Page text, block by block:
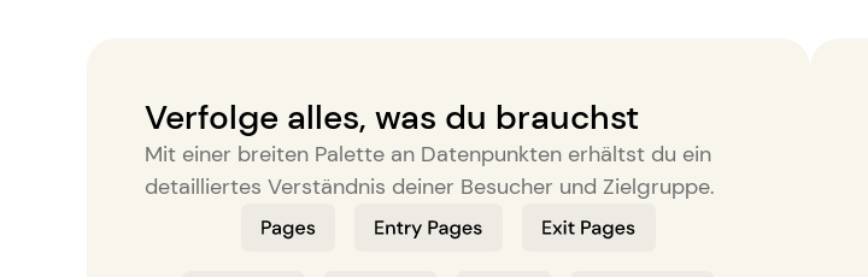
Verfolge alles, was du brauchst
Mit einer breiten Palette an Datenpunkten erhältst du ein
detailliertes Verständnis deiner Besucher und Zielgruppe.